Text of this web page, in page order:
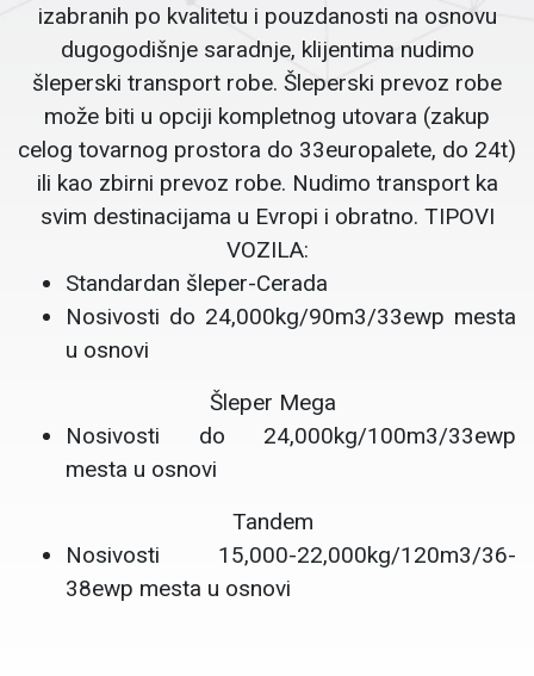
izabranih po kvalitetu i pouzdanosti na osnovu
dugogodišnje saradnje, klijentima nudimo
šleperski transport robe. Šleperski prevoz robe
može biti u opciji kompletnog utovara (zakup
celog tovarnog prostora do 33europalete, do 24t)
ili kao zbirni prevoz robe. Nudimo transport ka
svim destinacijama u Evropi i obratno. TIPOVI
VOZILA:
Standardan šleper-Cerada
Nosivosti do 24,000kg/90m3/33ewp mesta
u osnovi
Šleper Mega
Nosivosti do 24,000kg/100m3/33ewp
mesta u osnovi
Tandem
Nosivosti 15,000-22,000kg/120m3/36-
38ewp mesta u osnovi